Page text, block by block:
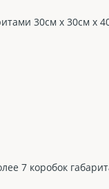
30см х 30см х
7 коробок